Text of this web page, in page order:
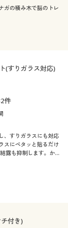
ガの積み木で脳のトレ
(すりガラス対応)
件
、すりガラスにも対応
スにペタッと貼るだけ
露も抑制します。か
付き)